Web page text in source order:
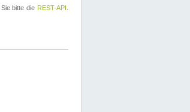
bitte die REST-API